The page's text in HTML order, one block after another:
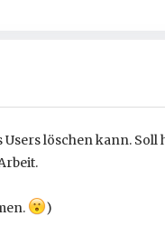
löschen kann. Soll
)